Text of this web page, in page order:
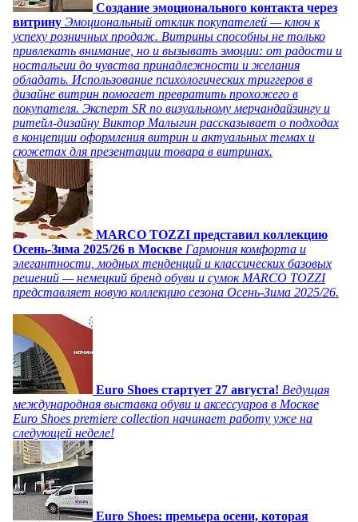
Создание эмоционального контакта через
витрину Эмоциональный отклик покупателей — ключ к
успеху розничных продаж. Витрины способны не только
привлекать внимание, но и вызывать эмоции: от радости и
ностальгии до чувства принадлежности и желания
обладать. Использование психологических триггеров в
дизайне витрин помогает превратить прохожего в
покупателя. Эксперт SR по визуальному мерчандайзингу и
ритейл-дизайну Виктор Малыгин рассказывает о подходах
в концепции оформления витрин и актуальных темах и
сюжетах для презентации товара в витринах.
MARCO TOZZI представил коллекцию
Осень-Зима 2025/26 в Москве Гармония комфорта и
элегантности, модных тенденций и классических базовых
решений — немецкий бренд обуви и сумок MARCO TOZZI
представляет новую коллекцию сезона Осень-Зима 2025/26.
Euro Shoes стартует 27 августа! Ведущая
международная выставка обуви и аксессуаров в Москве
Euro Shoes premiere collection начинает работу уже на
следующей неделе!
Euro Shoes: премьера осени, которая